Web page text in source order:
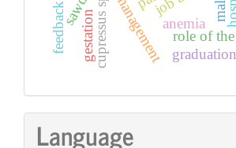
role of the
anemia
cupressus sp
feedback gestation
Language